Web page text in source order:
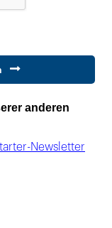
anderen
Newsletter